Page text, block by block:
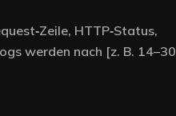
HTTP‑Status,
werden nach [z. B. 14–30